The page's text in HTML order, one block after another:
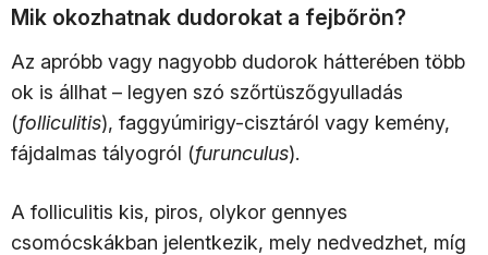
Mik okozhatnak dudorokat a fejbőrön?
Az apróbb vagy nagyobb dudorok hátterében több
ok is állhat – legyen szó szőrtüszőgyulladás
(folliculitis), faggyúmirigy-cisztáról vagy kemény,
fájdalmas tályogról (furunculus).
A folliculitis kis, piros, olykor gennyes
csomócskákban jelentkezik, mely nedvedzhet, míg